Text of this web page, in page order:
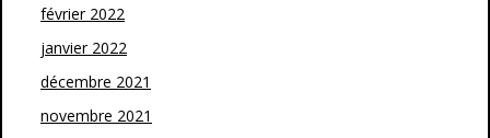
février 2022
janvier 2022
décembre 2021
novembre 2021